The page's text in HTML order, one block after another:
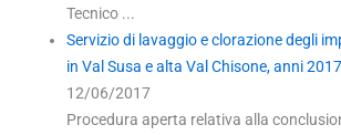
Tecnico ...
Servizio di lavaggio e clorazione degli
in Val Susa e alta Val Chisone, anni
12/06/2017
Procedura aperta relativa alla